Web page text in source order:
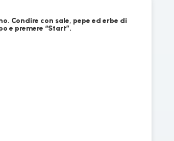
Condire con sale, pepe ed erbe di
e premere “Start”.